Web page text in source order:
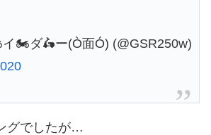
ダ🛵ー(Ò面Ó) (@GSR250w)
グでしたが…